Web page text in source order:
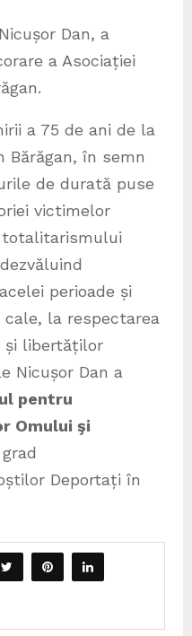
Dan, a
a Asociației
a 75 de ani de la
în semn
de durată puse
victimelor
totalitarismului
perioade și
la respectarea
și libertăților
Nicușor Dan a
pentru
Omului şi
Deportați în